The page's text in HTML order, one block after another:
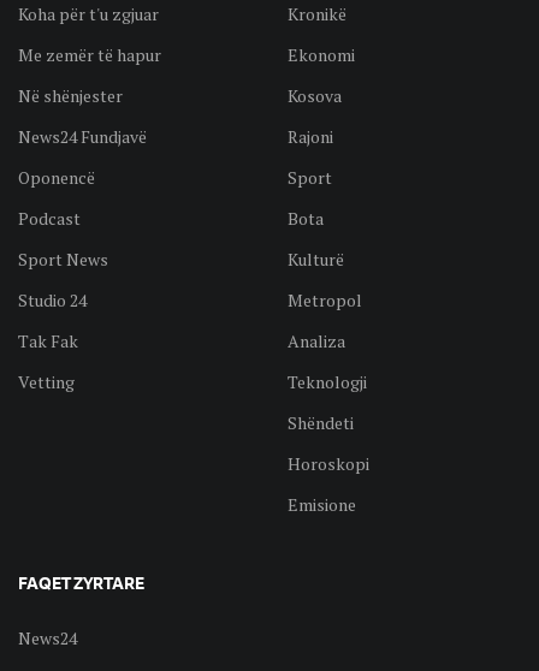
Koha për t'u zgjuar
Me zemër të hapur
Në shënjester
News24 Fundjavë
Oponencë
Podcast
Sport News
Studio 24
Tak Fak
Vetting
Kronikë
Ekonomi
Kosova
Rajoni
Sport
Bota
Kulturë
Metropol
Analiza
Teknologji
Shëndeti
Horoskopi
Emisione
FAQET ZYRTARE
News24